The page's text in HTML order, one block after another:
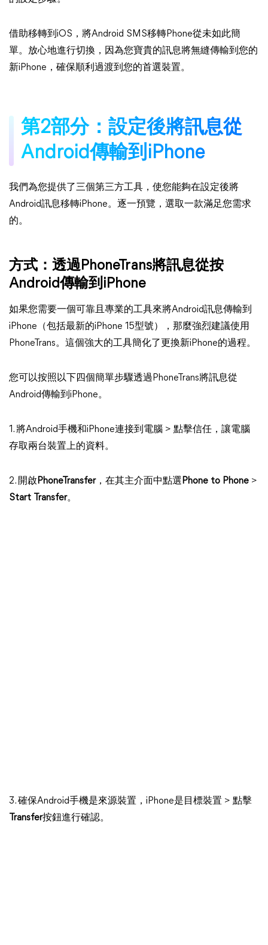
借助移轉到iOS，將Android SMS移轉Phone從未如此簡
單。放心地進行切換，因為您寶貴的訊息將無縫傳輸到您的
新iPhone，確保順利過渡到您的首選裝置。
第2部分：設定後將訊息從
Android傳輸到iPhone
我們為您提供了三個第三方工具，使您能夠在設定後將
Android訊息移轉iPhone。逐一預覽，選取一款滿足您需求
的。
方式：透過PhoneTrans將訊息從按
Android傳輸到iPhone
如果您需要一個可靠且專業的工具來將Android訊息傳輸到
iPhone（包括最新的iPhone 15型號），那麼強烈建議使用
PhoneTrans。這個強大的工具簡化了更換新iPhone的過程。
您可以按照以下四個簡單步驟透過PhoneTrans將訊息從
Android傳輸到iPhone。
1. 將Android手機和iPhone連接到電腦 > 點擊信任，讓電腦
存取兩台裝置上的資料。
2. 開啟PhoneTransfer，在其主介面中點選 Phone to Phone >
Start Transfer。
3. 確保Android手機是來源裝置，iPhone是目標裝置 > 點擊
Transfer按鈕進行確認。